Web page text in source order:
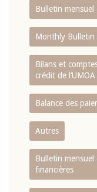
Bulletin
Monthly Bulletin
Bilans et
crédit de l‘UMOA
Balance des
Autres
Bulletin
financières